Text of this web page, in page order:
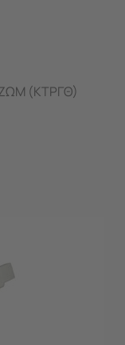
(ΚΤΡΓΘ)